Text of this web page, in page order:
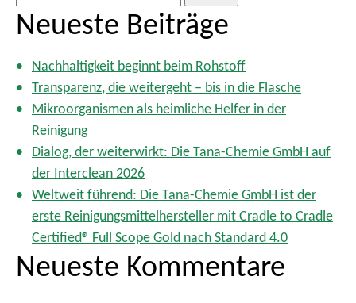
u
cNeueste Beiträge
Nachhaltigkeit beginnt beim Rohstoff
Transparenz, die weitergeht – bis in die Flasche
Mikroorganismen als heimliche Helfer in der
Reinigung
Dialog, der weiterwirkt: Die Tana-Chemie GmbH auf
der Interclean 2026
Weltweit führend: Die Tana-Chemie GmbH ist der
erste Reinigungsmittelhersteller mit Cradle to Cradle
Certified® Full Scope Gold nach Standard 4.0
Neueste Kommentare